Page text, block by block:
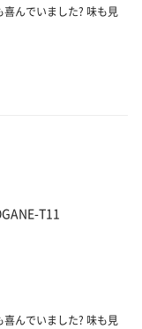
んでいました? 味も見
T11
んでいました? 味も見